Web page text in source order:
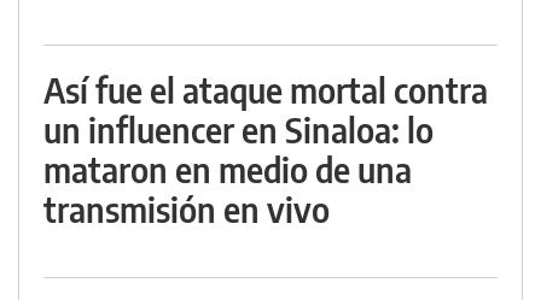
Así fue el ataque mortal contra
un influencer en Sinaloa: lo
mataron en medio de una
transmisión en vivo